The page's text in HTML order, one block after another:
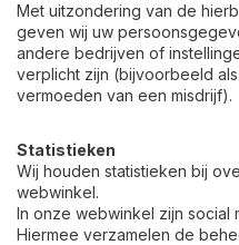
Met uitzondering van de
geven wij uw
andere bedrijven of
verplicht zijn (bijvoorbeeld
vermoeden van een misdrijf).
Statistieken
Wij houden statistieken bij
webwinkel.
In onze webwinkel zijn social
Hiermee verzamelen de